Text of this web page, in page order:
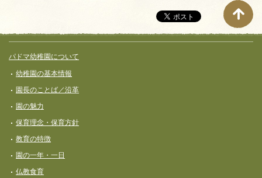
ペ
ー
ジ
ナ
ビ
ゲ
ー
シ
ョ
フッターコンテンツ
パドマ幼稚園について
幼稚園の基本情報
園長のことば／沿革
園の魅力
保育理念・保育⽅針
教育の特徴
園の一年・一日
仏教食育